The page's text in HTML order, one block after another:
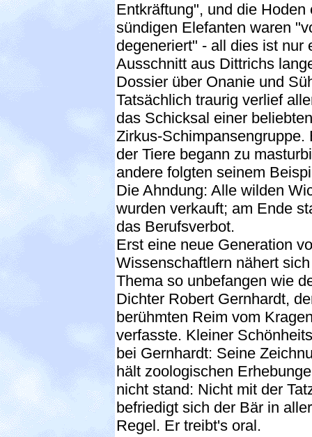
Entkräftung", und die Hoden
sündigen Elefanten waren
degeneriert" - all dies ist nur
Ausschnitt aus Dittrichs
Dossier über Onanie und
Tatsächlich traurig verlief
das Schicksal einer beliebten
Zirkus-Schimpansengruppe.
der Tiere begann zu
andere folgten seinem
Die Ahndung: Alle wilden
wurden verkauft; am Ende
das Berufsverbot.
Erst eine neue Generation
Wissenschaftlern nähert
Thema so unbefangen wie
Dichter Robert Gernhardt,
berühmten Reim vom
verfasste. Kleiner
bei Gernhardt: Seine
hält zoologischen
nicht stand: Nicht mit der
befriedigt sich der Bär in aller
Regel. Er treibt's oral.